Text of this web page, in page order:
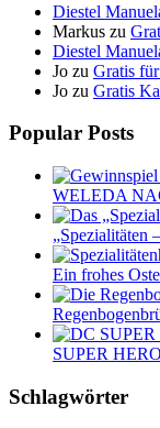
Diestel
Markus zu
Diestel
Jo zu Gratis
Jo zu Gratis
Popular Posts
WELEDA
„Spezialitäten
Ein frohes
SUPER
Schlagwörter